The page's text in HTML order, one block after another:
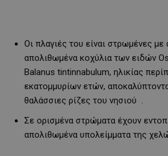
Οι πλαγιές του είναι στρωμένες με
απολιθωμένα κοχύλια των ειδών
Balanus tintinnabulum, ηλικίας
εκατομμυρίων ετών,
θαλάσσιες ρίζες του νησιού .
Σε ορισμένα στρώματα έχουν
απολιθωμένα υπολείμματα της